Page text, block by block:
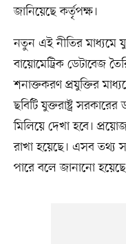
জানিয়েছে কর্তৃপক্ষ।
নতুন এই নীতির মাধ্যমে
বায়োমেট্রিক ডেটাবেজ
শনাক্তকরণ প্রযুক্তির
ছবিটি যুক্তরাষ্ট্র
মিলিয়ে দেখা হবে।
রাখা হয়েছে। এসব তথ্য
পারে বলে জানানো